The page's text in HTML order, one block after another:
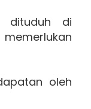
dituduh di
oleh